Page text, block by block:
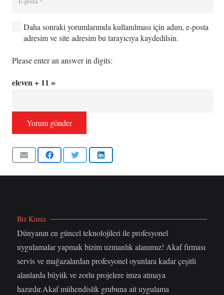
Daha sonraki yorumlarımda kullanılması için adım, e-posta
adresim ve site adresim bu tarayıcıya kaydedilsin.
Please enter an answer in digits:
eleven + 11 =
Yorum gönder
Biz Kimiz
Dünyanın en güncel teknolojileri ile profesyonel
uygulamalar yapmak bizim uzmanlık alanımız! Akaf firması
servis ve mağazalardan profesyonel oyunlara kadar çeşitli
alanlarda büyük ve zorlu projelere imza atmaya
hazırdır.Akaf mühendislik grubuna ait uygulama